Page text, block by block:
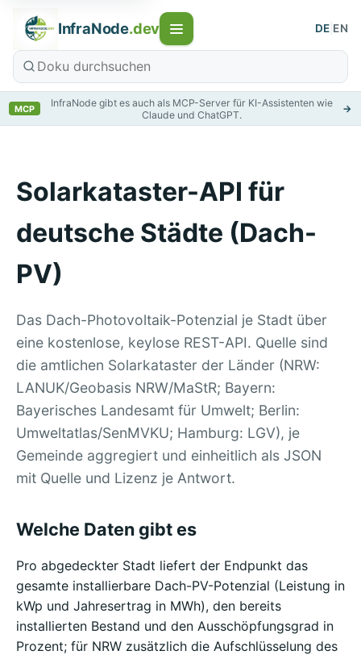
InfraNode.dev DE EN
MCP
InfraNode gibt es auch als MCP-Server für KI-Assistenten wie
Claude und ChatGPT.
→
Solarkataster-API für
deutsche Städte (Dach-
PV)
Das Dach-Photovoltaik-Potenzial je Stadt über
eine kostenlose, keylose REST-API. Quelle sind
die amtlichen Solarkataster der Länder (NRW:
LANUK/Geobasis NRW/MaStR; Bayern:
Bayerisches Landesamt für Umwelt; Berlin:
Umweltatlas/SenMVKU; Hamburg: LGV), je
Gemeinde aggregiert und einheitlich als JSON
mit Quelle und Lizenz je Antwort.
Welche Daten gibt es
Pro abgedeckter Stadt liefert der Endpunkt das
gesamte installierbare Dach-PV-Potenzial (Leistung in
kWp und Jahresertrag in MWh), den bereits
installierten Bestand und den Ausschöpfungsgrad in
Prozent; für NRW zusätzlich die Aufschlüsselung des